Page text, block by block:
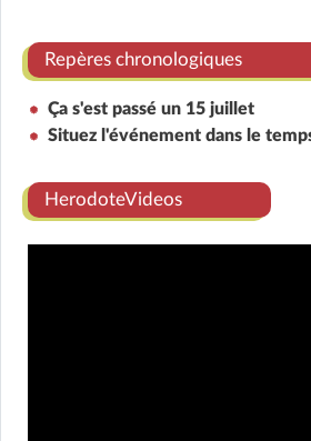
Repères chronologiques
Ça s'est passé un 15 juillet
Situez l'événement dans le
HerodoteVideos